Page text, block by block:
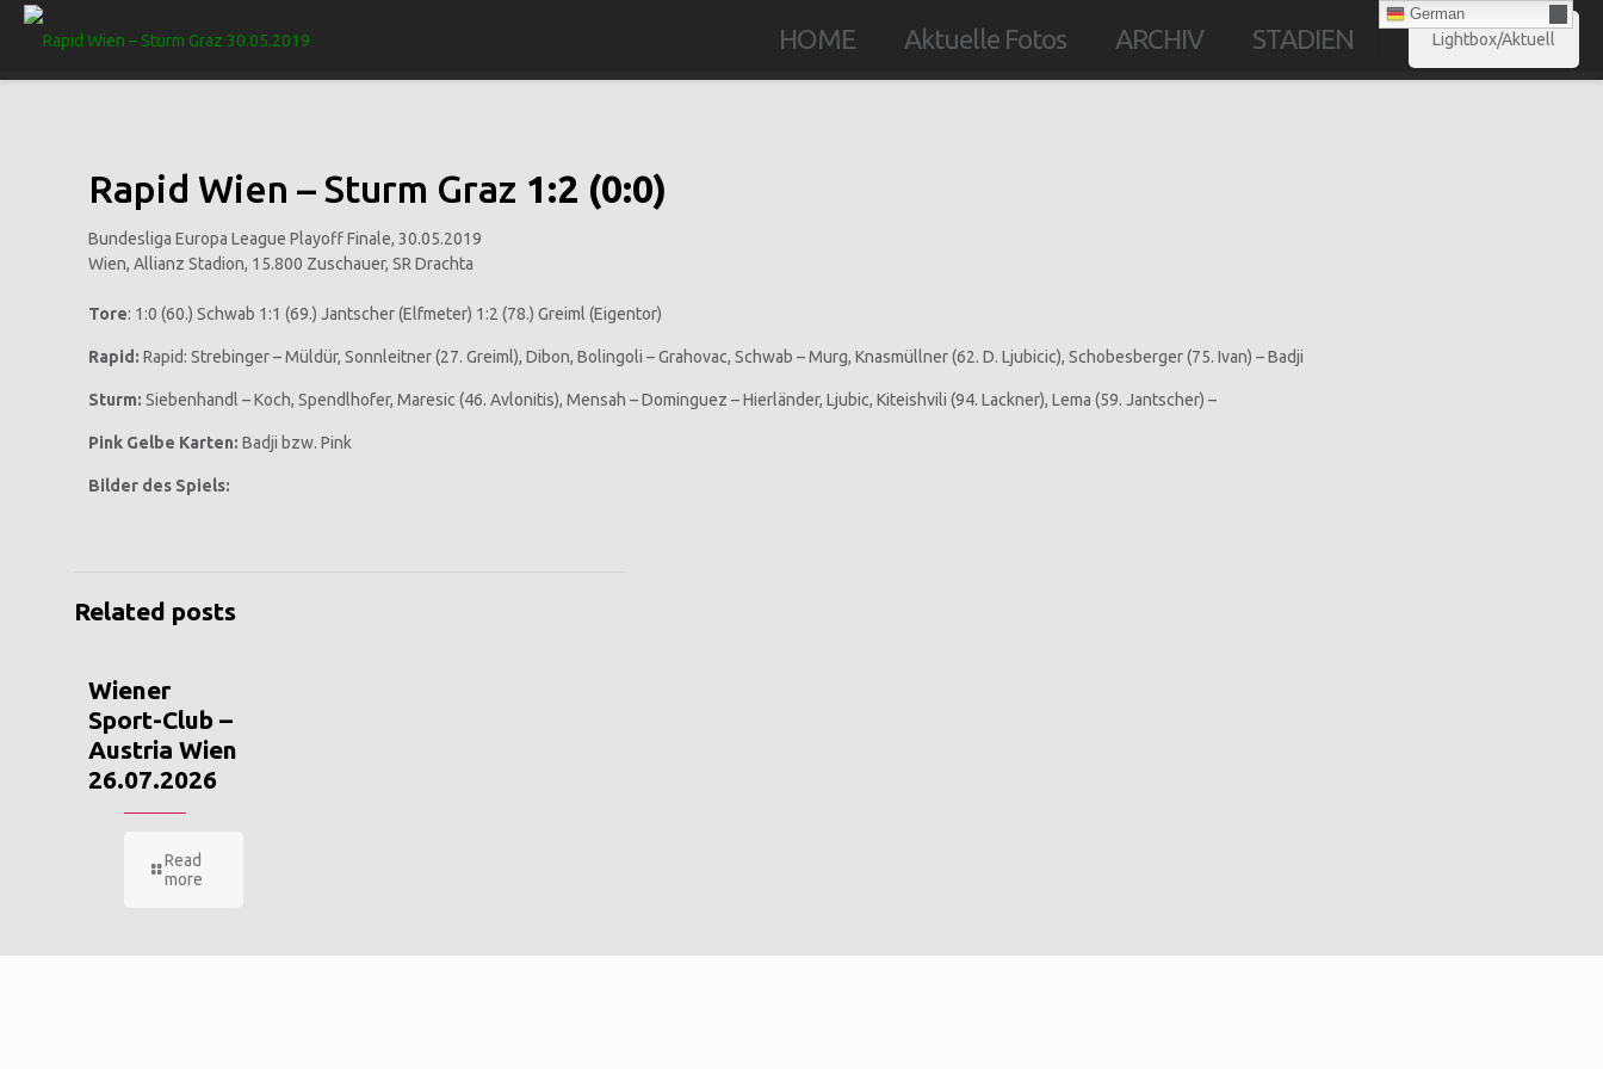
HOME Aktuelle Fotos ARCHIV STADIEN
German
Lightbox/Aktuell
Rapid Wien – Sturm Graz 1:2 (0:0)
Bundesliga Europa League Playoff Finale, 30.05.2019
Wien, Allianz Stadion, 15.800 Zuschauer, SR Drachta
Tore: 1:0 (60.) Schwab 1:1 (69.) Jantscher (Elfmeter) 1:2 (78.) Greiml (Eigentor)
Rapid: Rapid: Strebinger – Müldür, Sonnleitner (27. Greiml), Dibon, Bolingoli – Grahovac, Schwab – Murg, Knasmüllner (62. D. Ljubicic), Schobesberger (75. Ivan) – Badji
Sturm: Siebenhandl – Koch, Spendlhofer, Maresic (46. Avlonitis), Mensah – Dominguez – Hierländer, Ljubic, Kiteishvili (94. Lackner), Lema (59. Jantscher) –
Pink Gelbe Karten: Badji bzw. Pink
Bilder des Spiels:
Related posts
Wiener
Sport-Club –
Austria Wien
26.07.2026
Read
more